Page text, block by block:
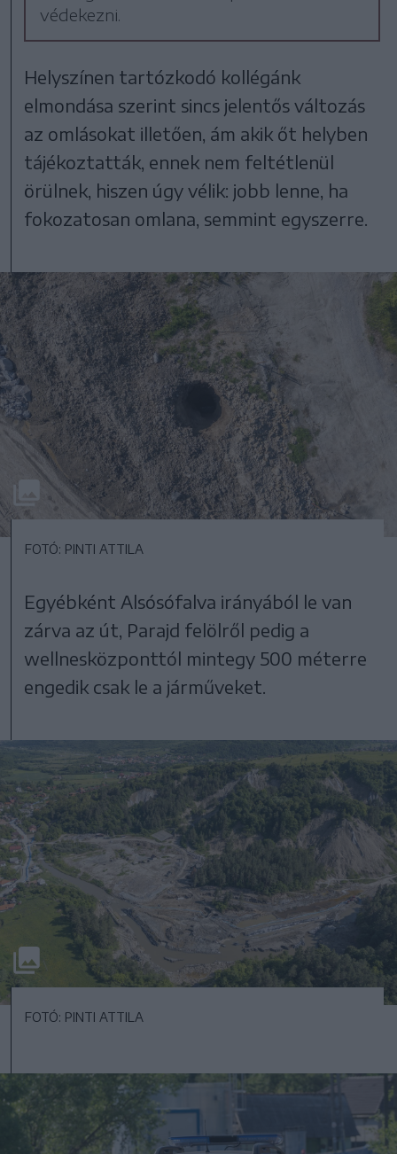
védekezni.
Helyszínen tartózkodó kollégánk
elmondása szerint sincs jelentős változás
az omlásokat illetően, ám akik őt helyben
tájékoztatták, ennek nem feltétlenül
örülnek, hiszen úgy vélik: jobb lenne, ha
fokozatosan omlana, semmint egyszerre.
FOTÓ: PINTI ATTILA
Egyébként Alsósófalva irányából le van
zárva az út, Parajd felölről pedig a
wellnesközponttól mintegy 500 méterre
engedik csak le a járműveket.
FOTÓ: PINTI ATTILA